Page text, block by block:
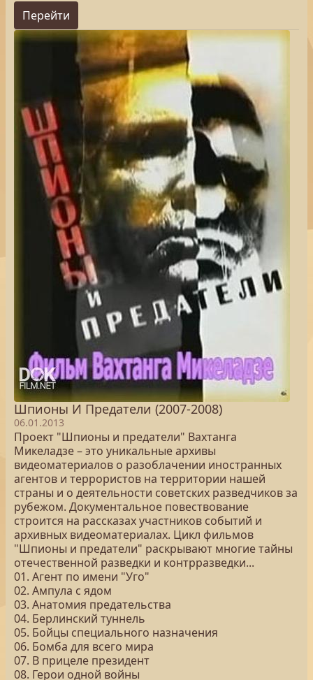
Перейти
Шпионы И Предатели (2007-2008)
06.01.2013
Проект "Шпионы и предатели" Вахтанга
Микеладзе – это уникальные архивы
видеоматериалов о разоблачении иностранных
агентов и террористов на территории нашей
страны и о деятельности советских разведчиков за
рубежом. Документальное повествование
строится на рассказах участников событий и
архивных видеоматериалах. Цикл фильмов
"Шпионы и предатели" раскрывают многие тайны
отечественной разведки и контрразведки...
01. Агент по имени "Уго"
02. Ампула с ядом
03. Анатомия предательства
04. Берлинский туннель
05. Бойцы специального назначения
06. Бомба для всего мира
07. В прицеле президент
08. Герои одной войны